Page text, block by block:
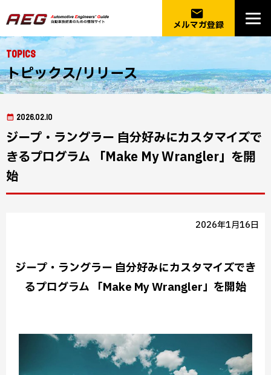
email
メルマガ登録
Topics
トピックス/リリース
2026.02.10
ジープ・ラングラー 自分好みにカスタマイズで
きるプログラム 「Make My Wrangler」を開
始
2026年1月16日
ジープ・ラングラー 自分好みにカスタマイズでき
るプログラム 「Make My Wrangler」を開始